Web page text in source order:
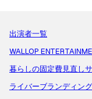
出演者一覧
WALLOP
暮らしの固定費見直し
ライバーブランディン